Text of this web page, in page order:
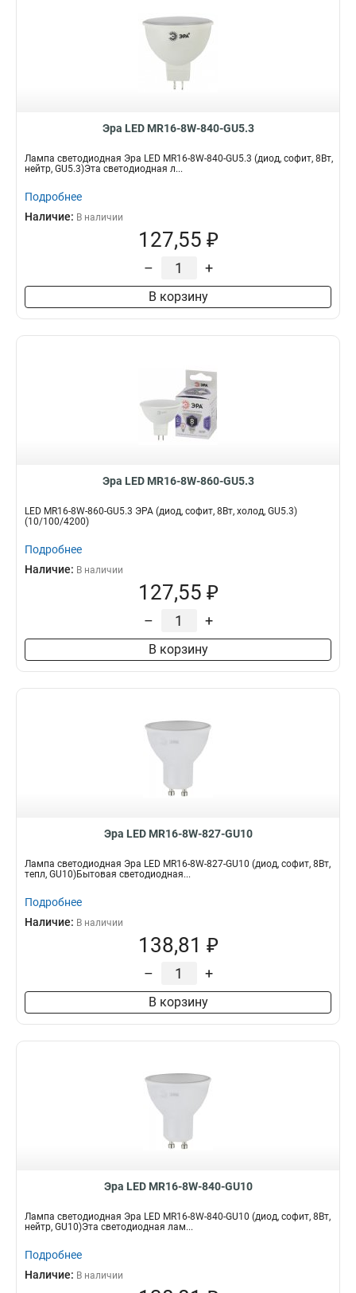
Эра LED MR16-8W-840-GU5.3
Лампа светодиодная Эра LED MR16-8W-840-GU5.3 (диод, софит, 8Вт,
нейтр, GU5.3)Эта светодиодная л...
Подробнее
Наличие: В наличии
127,55 ₽
– +
В корзину
Эра LED MR16-8W-860-GU5.3
LED MR16-8W-860-GU5.3 ЭРА (диод, софит, 8Вт, холод, GU5.3)
(10/100/4200)
Подробнее
Наличие: В наличии
127,55 ₽
– +
В корзину
Эра LED MR16-8W-827-GU10
Лампа светодиодная Эра LED MR16-8W-827-GU10 (диод, софит, 8Вт,
тепл, GU10)Бытовая светодиодная...
Подробнее
Наличие: В наличии
138,81 ₽
– +
В корзину
Эра LED MR16-8W-840-GU10
Лампа светодиодная Эра LED MR16-8W-840-GU10 (диод, софит, 8Вт,
нейтр, GU10)Эта светодиодная лам...
Подробнее
Наличие: В наличии